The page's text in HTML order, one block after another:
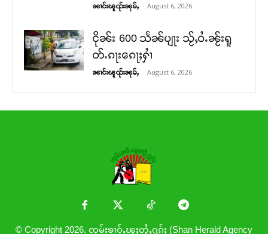
ၼၢင်းၽူၺ်းၼုမ်ႇ - August 6, 2026
ငိုၼ်း 600 သႅၼ်ပျႃး သႂ်ႇဝႆႉၼႂ်းရူ
တ်ႉၵႃးၵေႃႈႁၢႆ
ၼၢင်းၽူၺ်းၼုမ်ႇ - August 6, 2026
© Copyright 2026. ၸုမ်းၶၢဝ်ႇၽူႈတွႆႇႁွၵ်ႈ (Shan Herald Agency